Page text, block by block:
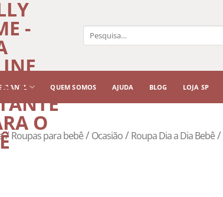
Pesquisar
QUEM SOMOS AJUDA BLOG LOJA SP
/Roupas para bebê/Ocasião/Roupa Dia a Dia Bebê/